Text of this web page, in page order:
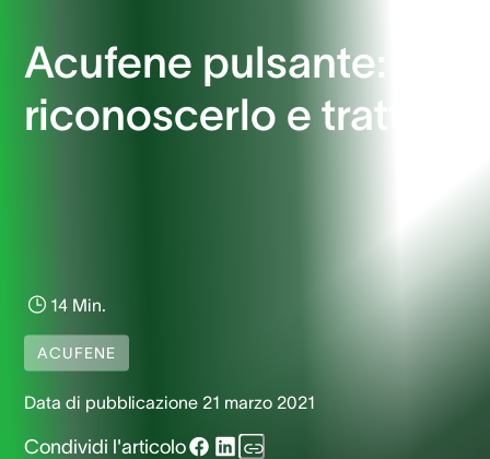
Acufene pulsante:
riconoscerlo e trattarlo
14 Min.
ACUFENE
Data di pubblicazione 21 marzo 2021
Condividi l'articolo